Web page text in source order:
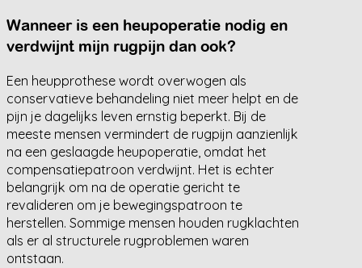
Wanneer is een heupoperatie nodig en
verdwijnt mijn rugpijn dan ook?
Een heupprothese wordt overwogen als
conservatieve behandeling niet meer helpt en de
pijn je dagelijks leven ernstig beperkt. Bij de
meeste mensen vermindert de rugpijn aanzienlijk
na een geslaagde heupoperatie, omdat het
compensatiepatroon verdwijnt. Het is echter
belangrijk om na de operatie gericht te
revalideren om je bewegingspatroon te
herstellen. Sommige mensen houden rugklachten
als er al structurele rugproblemen waren
ontstaan.